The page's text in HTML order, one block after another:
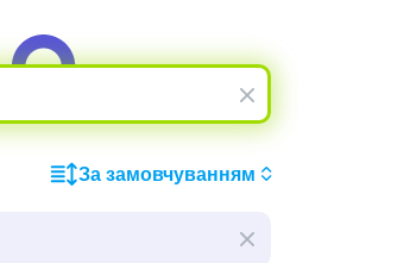
За замовчуванням